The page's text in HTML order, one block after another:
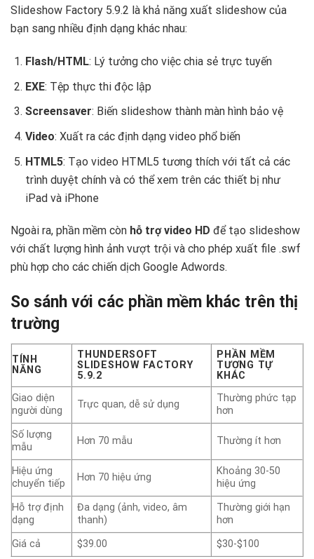
Slideshow Factory 5.9.2 là khả năng xuất slideshow của
bạn sang nhiều định dạng khác nhau:
Flash/HTML: Lý tưởng cho việc chia sẻ trực tuyến
EXE: Tệp thực thi độc lập
Screensaver: Biến slideshow thành màn hình bảo vệ
Video: Xuất ra các định dạng video phổ biến
HTML5: Tạo video HTML5 tương thích với tất cả các
trình duyệt chính và có thể xem trên các thiết bị như
iPad và iPhone
Ngoài ra, phần mềm còn hỗ trợ video HD để tạo slideshow
với chất lượng hình ảnh vượt trội và cho phép xuất file .swf
phù hợp cho các chiến dịch Google Adwords.
So sánh với các phần mềm khác trên thị
trường
TÍNH
NĂNG
THUNDERSOFT
SLIDESHOW FACTORY
5.9.2
PHẦN MỀM
TƯƠNG TỰ
KHÁC
Giao diện
người dùng
Trực quan, dễ sử dụng
Thường phức tạp
hơn
Số lượng
mẫu
Hơn 70 mẫu Thường ít hơn
Hiệu ứng
chuyển tiếp
Hơn 70 hiệu ứng
Khoảng 30-50
hiệu ứng
Hỗ trợ định
dạng
Đa dạng (ảnh, video, âm
thanh)
Thường giới hạn
hơn
Giá cả
$39.00 $30-$100